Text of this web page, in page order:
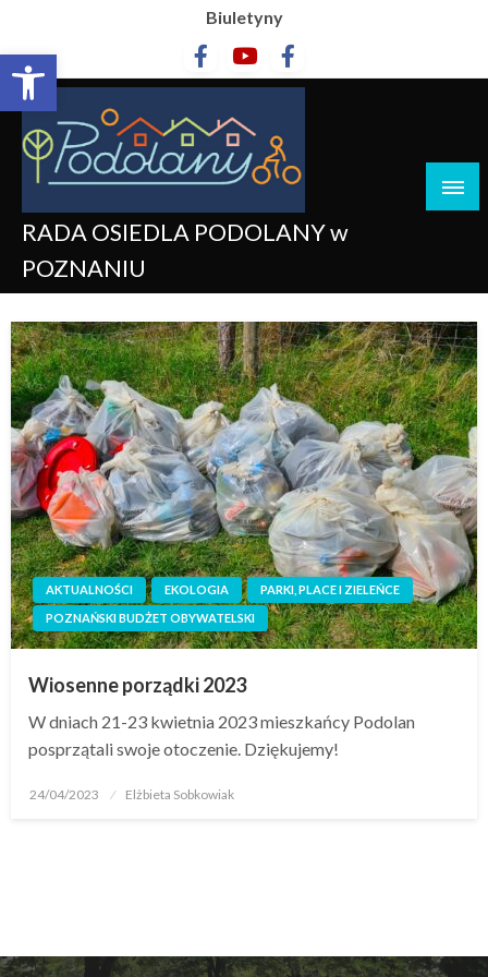
Otwórz pasek narzędzi
Biuletyny
RADA OSIEDLA PODOLANY w
POZNANIU
AKTUALNOŚCI EKOLOGIA
PARKI, PLACE I ZIELEŃCE
POZNAŃSKI BUDŻET OBYWATELSKI
Wiosenne porządki 2023
W dniach 21-23 kwietnia 2023 mieszkańcy Podolan
posprzątali swoje otoczenie. Dziękujemy!
24/04/2023 Elżbieta Sobkowiak